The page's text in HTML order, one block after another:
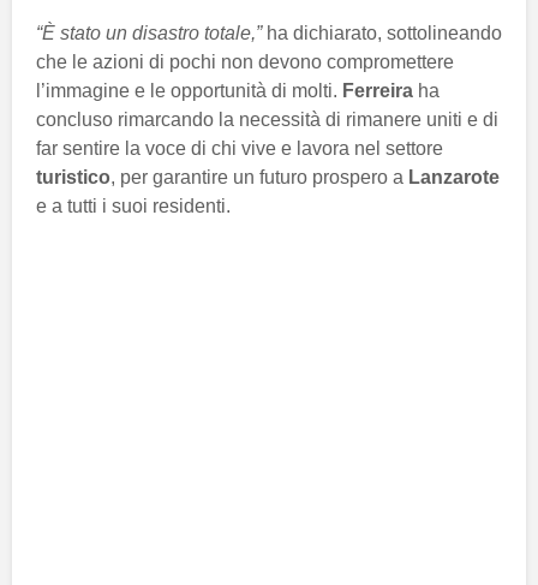
“È stato un disastro totale,”ha dichiarato, sottolineando
che le azioni di pochi non devono compromettere
l’immagine e le opportunità di molti. Ferreira ha
concluso rimarcando la necessità di rimanere uniti e di
far sentire la voce di chi vive e lavora nel settore
turistico, per garantire un futuro prospero a Lanzarote
e a tutti i suoi residenti.